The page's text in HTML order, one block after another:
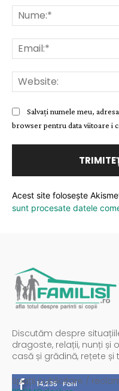
Salvați numele meu,
browser pentru data viitoare i
Acest site folosește
sunt procesate datele
Discutăm despre
dragoste, relații, nunți și
casă și grădină, rețete și
14,235 Fani
Spații publicitare /